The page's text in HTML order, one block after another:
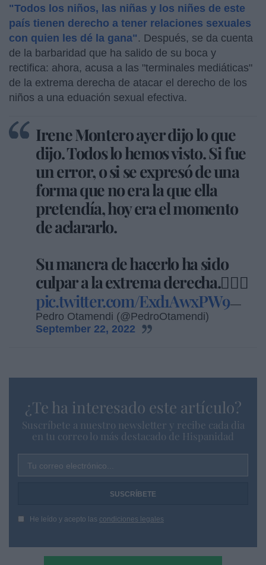
"Todos los niños, las niñas y los niñes de este
país tienen derecho a tener relaciones sexuales
con quien les dé la gana" . Después, se da cuenta
de la barbaridad que ha salido de su boca y
rectifica: ahora, acusa a las "terminales mediáticas"
de la extrema derecha de atacar el derecho de los
niños a una eduación sexual efectiva.
Irene Montero ayer dijo lo que
dijo. Todos lo hemos visto. Si fue
un error, o si se expresó de una
forma que no era la que ella
pretendía, hoy era el momento
de aclararlo.
Su manera de hacerlo ha sido
culpar a la extrema derecha.🤦🏻‍♂️
pic.twitter.com/Exd1AwxPW9—
Pedro Otamendi (@PedroOtamendi)
September 22, 2022
¿Te ha interesado este artículo?
Suscríbete a nuestro newsletter y recibe cada dia
en tu correo lo más destacado de Hispanidad
Tu correo electrónico...
He leído y acepto las condiciones legales